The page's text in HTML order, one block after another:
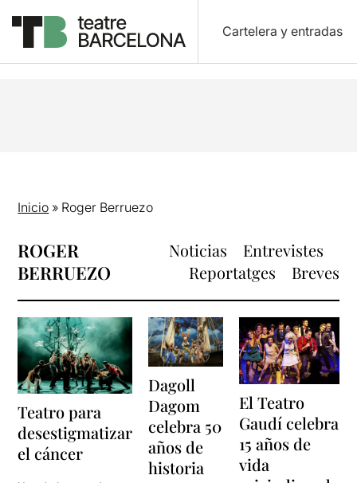
Cartelera y entradas
Inicio » Roger Berruezo
ROGER
BERRUEZO
Noticias
Entrevistes
Reportatges
Breves
Teatro para
desestigmatizar
el cáncer
Dagoll
Dagom
celebra 50
años de
historia
El Teatro
Gaudí celebra
15 años de
vida